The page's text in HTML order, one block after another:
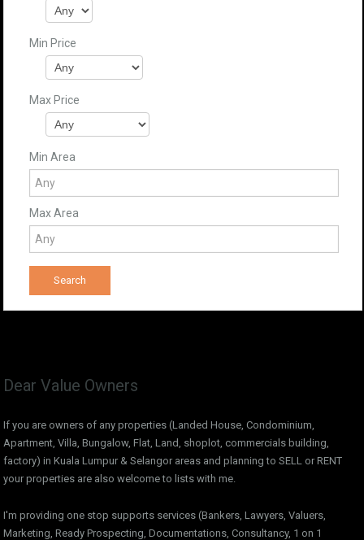
Min Price
Max Price
Min Area
Max Area
Dear Value Owners
If you are owners of any properties (Landed House, Condominium,
Apartment, Villa, Bungalow, Flat, Land, shoplot, commercials building,
factory) in Kuala Lumpur & Selangor areas and planning to SELL or RENT
your properties are also welcome to lists with me.
I'm providing one stop supports services (Bankers, Lawyers, Valuers,
Marketing, Ready Prospecting, Documentations, Consultancy, 1 on 1